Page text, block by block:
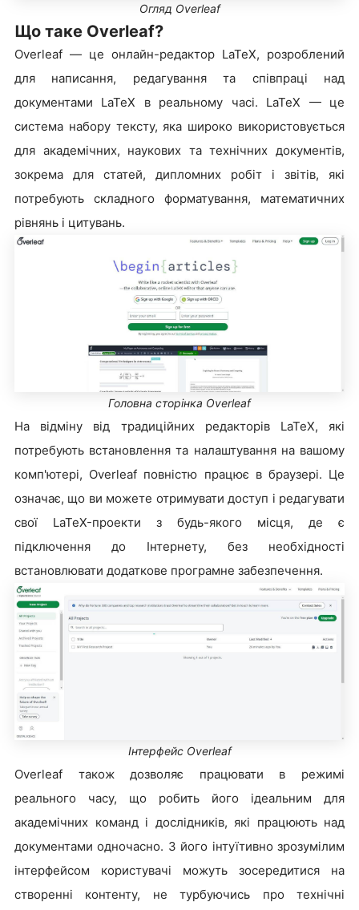
Огляд Overleaf
Що таке Overleaf?
Overleaf — це онлайн-редактор LaTeX, розроблений
для написання, редагування та співпраці над
документами LaTeX в реальному часі. LaTeX — це
система набору тексту, яка широко використовується
для академічних, наукових та технічних документів,
зокрема для статей, дипломних робіт і звітів, які
потребують складного форматування, математичних
рівнянь і цитувань.
Головна сторінка Overleaf
На відміну від традиційних редакторів LaTeX, які
потребують встановлення та налаштування на вашому
комп'ютері, Overleaf повністю працює в браузері. Це
означає, що ви можете отримувати доступ і редагувати
свої LaTeX-проекти з будь-якого місця, де є
підключення до Інтернету, без необхідності
встановлювати додаткове програмне забезпечення.
Інтерфейс Overleaf
Overleaf також дозволяє працювати в режимі
реального часу, що робить його ідеальним для
академічних команд і дослідників, які працюють над
документами одночасно. З його інтуїтивно зрозумілим
інтерфейсом користувачі можуть зосередитися на
створенні контенту, не турбуючись про технічні